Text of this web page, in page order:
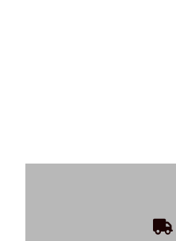
